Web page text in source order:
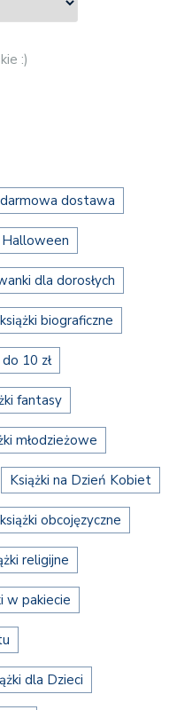
:)
darmowa dostawa
Halloween
dla dorosłych
książki biograficzne
10 zł
fantasy
młodzieżowe
Książki na Dzień Kobiet
książki obcojęzyczne
religijne
w pakiecie
dla Dzieci